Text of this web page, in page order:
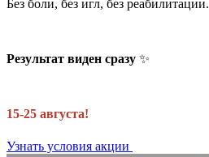
Без боли, без игл, без реабилитации.
Результат виден сразу ✨
15-25 августа!
Узнать условия акции